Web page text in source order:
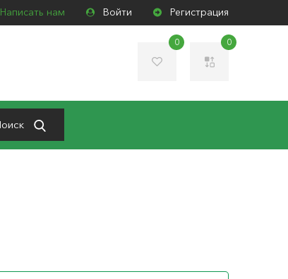
Написать нам Войти Регистрация
0 0